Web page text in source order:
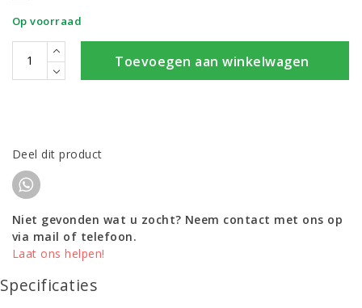
Op voorraad
Toevoegen aan winkelwagen
Deel dit product
Niet gevonden wat u zocht? Neem contact met ons op
via mail of telefoon.
Laat ons helpen!
Specificaties